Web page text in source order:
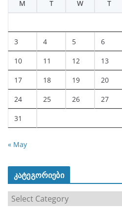
M
T W T
3 4 5 6
10 11 12 13
17 18 19 20
24 25 26 27
31
« May
კატეგორიები